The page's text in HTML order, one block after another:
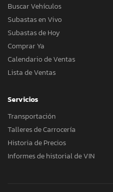
Buscar Vehículos
Subastas en Vivo
Subastas de Hoy
Comprar Ya
Calendario de Ventas
Lista de Ventas
Servicios
Transportación
Talleres de Carrocería
Historia de Precios
Informes de historial de VIN